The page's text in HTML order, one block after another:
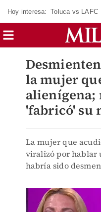
Hoy interesa: Toluca vs LAFC
la mujer
alienígena;
'fabricó' su
La mujer que
viralizó por hablar
habría sido